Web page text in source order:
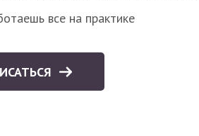
все на практике